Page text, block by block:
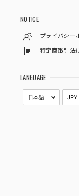
NOTICE
プライバシー
特定商取引法
LANGUAGE